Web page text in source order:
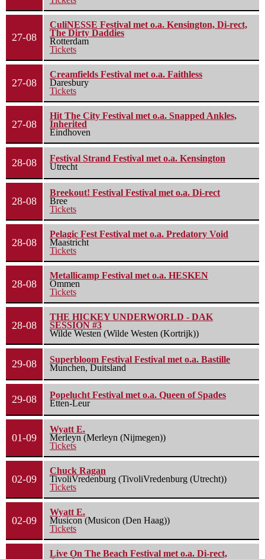
27-08
CuliNESSE Festival met o.a. Kensington, Di-rect,
The Dirty Daddies
Rotterdam
Tickets
27-08
Creamfields Festival met o.a. Faithless
Daresbury
Tickets
27-08
Hit The City Festival met o.a. Snapped Ankles,
Inherited
Eindhoven
28-08
Festival Strand Festival met o.a. Kensington
Utrecht
28-08
Breekout! Festival Festival met o.a. Di-rect
Bree
Tickets
28-08
Pelagic Fest Festival met o.a. Predatory Void
Maastricht
Tickets
28-08
Metallicamp Festival met o.a. HESKEN
Ommen
Tickets
28-08
THE HICKEY UNDERWORLD - DAK
SESSION #3
Wilde Westen (Wilde Westen (Kortrijk))
29-08
Superbloom Festival Festival met o.a. Bastille
Munchen, Duitsland
29-08
Popelucht Festival met o.a. Queen of Spades
Etten-Leur
01-09
Wyatt E.
Merleyn (Merleyn (Nijmegen))
Tickets
02-09
Chuck Ragan
TivoliVredenburg (TivoliVredenburg (Utrecht))
Tickets
02-09
Wyatt E.
Musicon (Musicon (Den Haag))
Tickets
Live On The Beach Festival met o.a. Di-rect,